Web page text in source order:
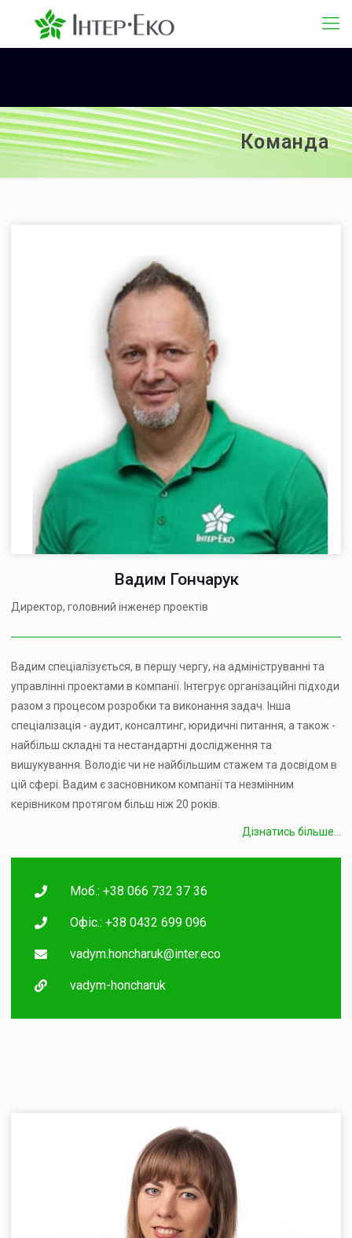
Команда
Вадим Гончарук
Директор, головний інженер проектів
Вадим спеціалізується, в першу чергу, на адмініструванні та
управлінні проектами в компанії. Інтегрує організаційні підходи
разом з процесом розробки та виконання задач. Інша
спеціалізація - аудит, консалтинг, юридичні питання, а також -
найбільш складні та нестандартні дослідження та
вишукування. Володіє чи не найбільшим стажем та досвідом в
цій сфері. Вадим є засновником компанії та незмінним
керівником протягом більш ніж 20 років.
Дізнатись більше...
Моб.: +38 066 732 37 36
Офіс.: +38 0432 699 096
vadym.honcharuk@inter.eco
vadym-honcharuk